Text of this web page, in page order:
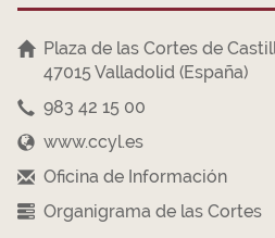
Plaza de las Cortes de
47015 Valladolid (España)
983 42 15 00
www.ccyl.es
Oficina de Información
Organigrama de las Cortes